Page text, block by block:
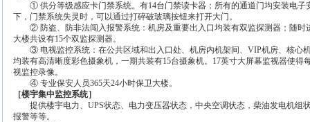
① 供分等级感应卡门禁系统。有14台门禁读卡器；所有的通道门均安装电子
下，门禁系统失灵时，可以通过打碎破玻璃按钮来打开大门。
② 防盗、防非法闯入报警系统：机房及重要出入口均装有双监探测器；随时
大楼共设有15个双监探测器。
③ 电视监控系统：在公共区域和出入口处、机房内机架间、VIP机房、核心
均装有高清晰度彩色摄象机，一期共装有15台摄象机。17英寸大屏幕监视器使得
视监控录像。
④ 专业保安人员365天24小时保卫大楼。
［楼宇集中监控系统］
提供楼宇电力、UPS状态、电力变压器状态，中央空调状态，柴油发电机组
报警等等。